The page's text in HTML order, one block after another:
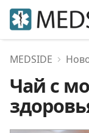
MEDSIDE
Чай с